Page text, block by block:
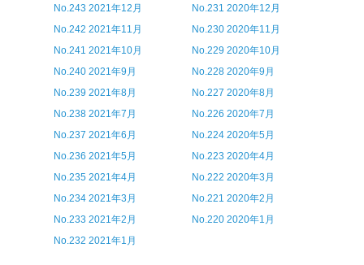
No.243 2021年12月
No.242 2021年11月
No.241 2021年10月
No.240 2021年9月
No.239 2021年8月
No.238 2021年7月
No.237 2021年6月
No.236 2021年5月
No.235 2021年4月
No.234 2021年3月
No.233 2021年2月
No.232 2021年1月
No.231 2020年12月
No.230 2020年11月
No.229 2020年10月
No.228 2020年9月
No.227 2020年8月
No.226 2020年7月
No.224 2020年5月
No.223 2020年4月
No.222 2020年3月
No.221 2020年2月
No.220 2020年1月